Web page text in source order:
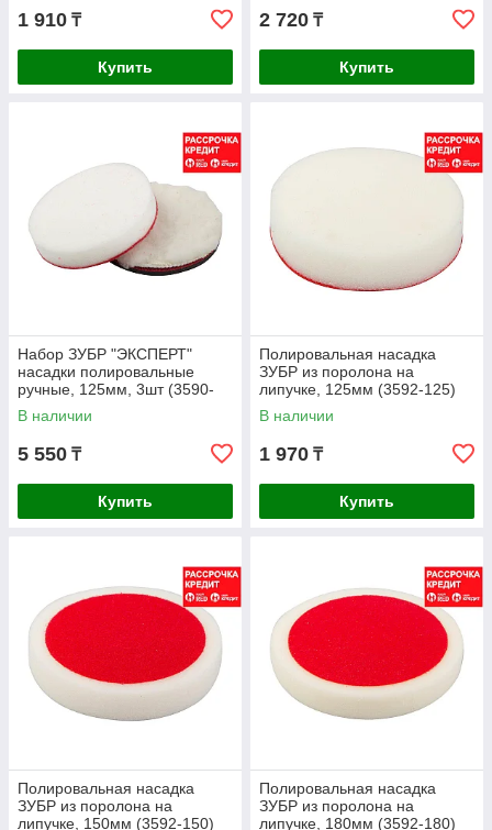
1 910 ₸
Купить
2 720 ₸
Купить
Набор ЗУБР "ЭКСПЕРТ"
насадки полировальные
ручные, 125мм, 3шт (3590-
125-H3)
В наличии
5 550 ₸
Купить
Полировальная насадка
ЗУБР из поролона на
липучке, 125мм (3592-125)
В наличии
1 970 ₸
Купить
Полировальная насадка
ЗУБР из поролона на
липучке, 150мм (3592-150)
Полировальная насадка
ЗУБР из поролона на
липучке, 180мм (3592-180)